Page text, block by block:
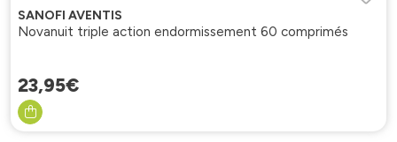
SANOFI AVENTIS
Novanuit triple action endormissement 60 comprimés
23,95€